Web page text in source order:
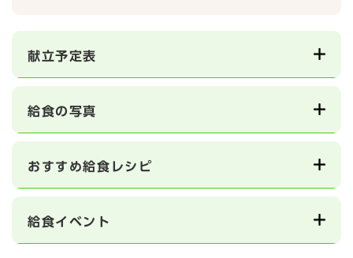
献立予定表
給食の写真
おすすめ給食レシピ
給食イベント